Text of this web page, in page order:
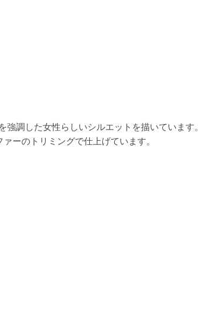
調した女性らしいシルエットを描いています。
ーのトリミングで仕上げています。